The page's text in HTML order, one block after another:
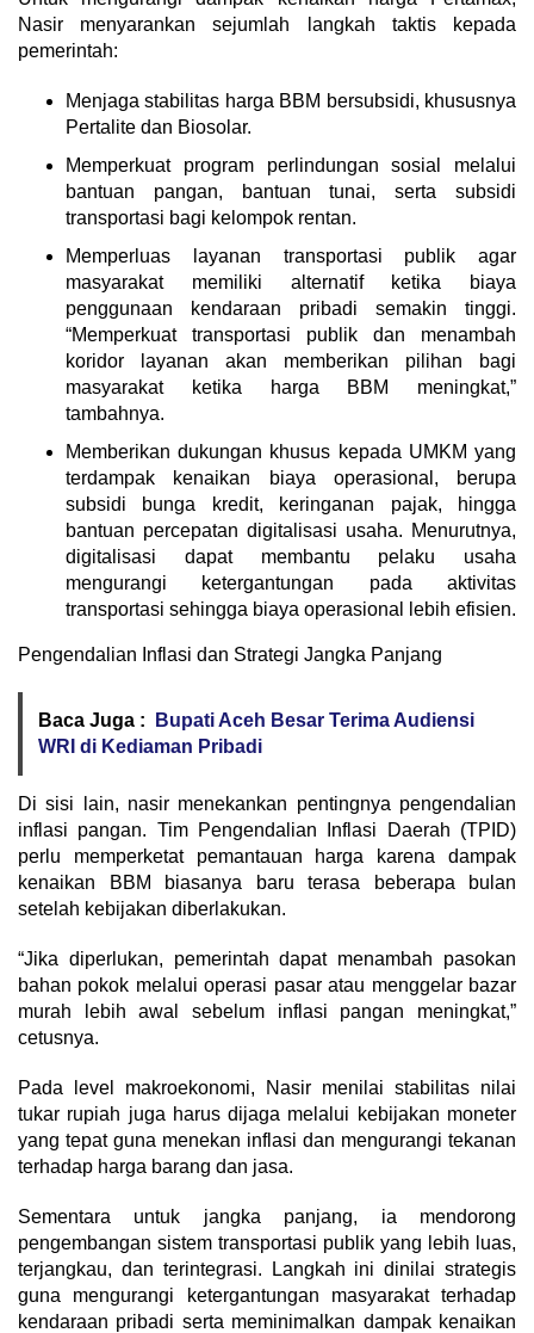
Nasir menyarankan sejumlah langkah taktis kepada
pemerintah:
Menjaga stabilitas harga BBM bersubsidi, khususnya
Pertalite dan Biosolar.
Memperkuat program perlindungan sosial melalui
bantuan pangan, bantuan tunai, serta subsidi
transportasi bagi kelompok rentan.
Memperluas layanan transportasi publik agar
masyarakat memiliki alternatif ketika biaya
penggunaan kendaraan pribadi semakin tinggi.
“Memperkuat transportasi publik dan menambah
koridor layanan akan memberikan pilihan bagi
masyarakat ketika harga BBM meningkat,”
tambahnya.
Memberikan dukungan khusus kepada UMKM yang
terdampak kenaikan biaya operasional, berupa
subsidi bunga kredit, keringanan pajak, hingga
bantuan percepatan digitalisasi usaha. Menurutnya,
digitalisasi dapat membantu pelaku usaha
mengurangi ketergantungan pada aktivitas
transportasi sehingga biaya operasional lebih efisien.
Pengendalian Inflasi dan Strategi Jangka Panjang
Baca Juga :
Bupati Aceh Besar Terima Audiensi
WRI di Kediaman Pribadi
Di sisi lain, nasir menekankan pentingnya pengendalian
inflasi pangan. Tim Pengendalian Inflasi Daerah (TPID)
perlu memperketat pemantauan harga karena dampak
kenaikan BBM biasanya baru terasa beberapa bulan
setelah kebijakan diberlakukan.
“Jika diperlukan, pemerintah dapat menambah pasokan
bahan pokok melalui operasi pasar atau menggelar bazar
murah lebih awal sebelum inflasi pangan meningkat,”
cetusnya.
Pada level makroekonomi, Nasir menilai stabilitas nilai
tukar rupiah juga harus dijaga melalui kebijakan moneter
yang tepat guna menekan inflasi dan mengurangi tekanan
terhadap harga barang dan jasa.
Sementara untuk jangka panjang, ia mendorong
pengembangan sistem transportasi publik yang lebih luas,
terjangkau, dan terintegrasi. Langkah ini dinilai strategis
guna mengurangi ketergantungan masyarakat terhadap
kendaraan pribadi serta meminimalkan dampak kenaikan